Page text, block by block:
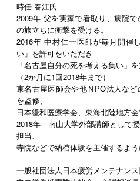
時任 春江氏
2009年 父を実家で看取り、病院
の旅立ちに衝撃を受ける。
2016年 中村仁一医師が毎月開催
い」を許可をいただき
「名古屋自分の死を考える集い」を
（2か月に1回2018年まで）
東名古屋医師会や他ＮPO法人な
を監修、
日本緩和医療学会、東海北陸地方会
2018年 南山大学外部講師として授
担当、
寺院などで納棺体験を主催するよう
一般社団法人日本疲労メンテナ